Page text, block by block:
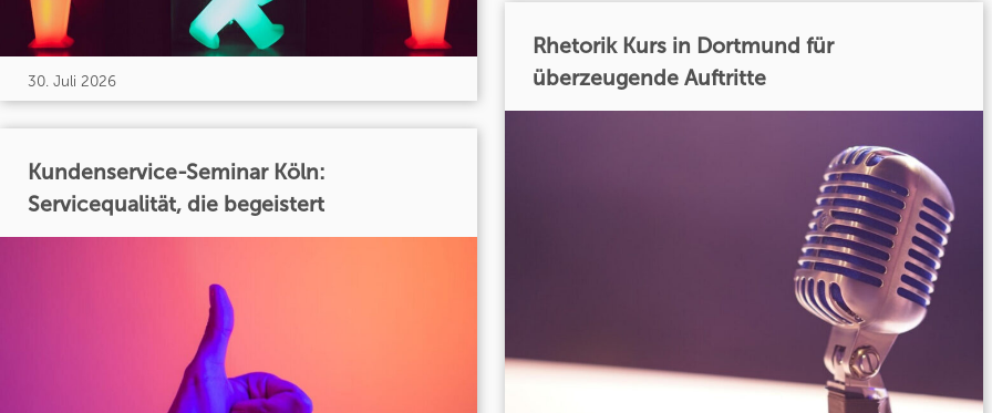
30. Juli 2026
Kundenservice-Seminar Köln:
Servicequalität, die begeistert
Rhetorik Kurs in Dortmund für
überzeugende Auftritte